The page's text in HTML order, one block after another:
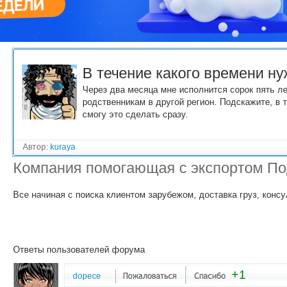
В течение какого времени
Через два месяца мне исполнится сорок пять
родственникам в другой регион. Подскажите, в
смогу это сделать сразу.
Автор: kuraya
Компания помогающая с экспортом
Все начиная с поиска клиентом зарубежом, доставка груз,
Ответы пользователей форума
dopece +1